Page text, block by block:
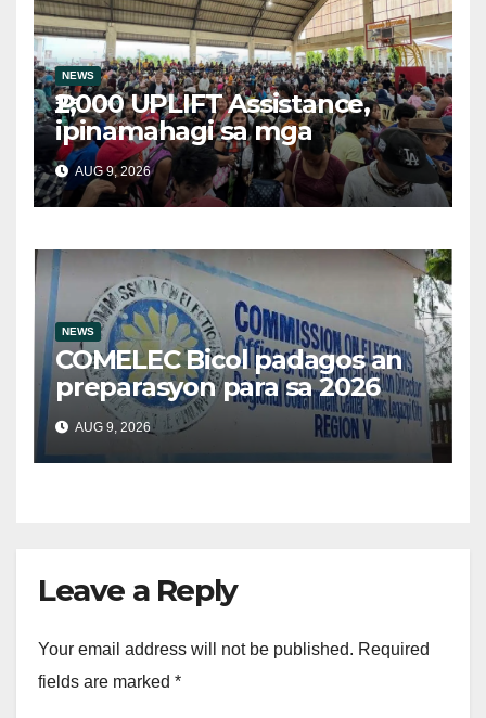
NEWS
₱2,000 UPLIFT Assistance,
ipinamahagi sa mga
kwalipikadong benepisyaryo
sa Victoria, Oriental Mindoro
AUG 9, 2026
NEWS
COMELEC Bicol padagos an
preparasyon para sa 2026
BSKE
AUG 9, 2026
Leave a Reply
Your email address will not be published. Required
fields are marked *